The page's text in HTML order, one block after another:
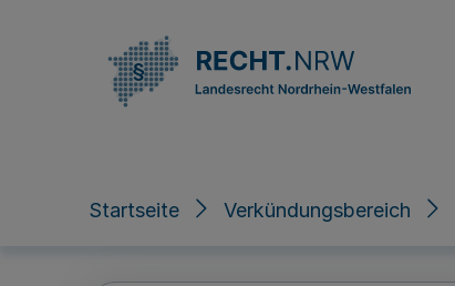
Startseite Verkündungsbereich